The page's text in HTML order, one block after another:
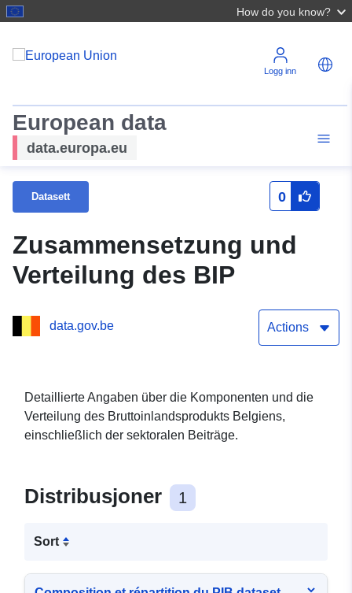
How do you know?
Logg inn
European data
data.europa.eu
Datasett 0
Zusammensetzung und
Verteilung des BIP
data.gov.be Actions
Detaillierte Angaben über die Komponenten und die
Verteilung des Bruttoinlandsprodukts Belgiens,
einschließlich der sektoralen Beiträge.
Distribusjoner 1
Sort